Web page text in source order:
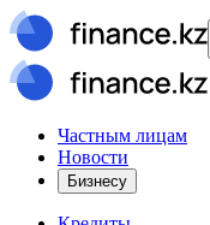
Частным лицам
Новости
Бизнесу